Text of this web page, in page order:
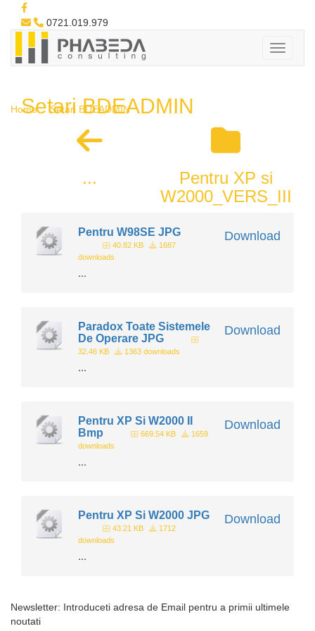
0721.019.979
Setari BDEADMIN
Home Setari BDEADMIN
...
Pentru XP si
W2000_VERS_III
Download
Pentru W98SE JPG
40.82 KB
1687
downloads
...
Download
Paradox Toate Sistemele
De Operare JPG
32.46 KB 1363 downloads
...
Download
Pentru XP Si W2000 II
Bmp
669.54 KB
1659
downloads
...
Download
Pentru XP Si W2000 JPG
43.21 KB
1712
downloads
...
Newsletter: Introduceti adresa de Email pentru a primii ultimele
noutati